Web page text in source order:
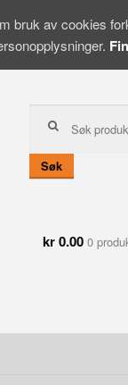
etter:
Søk
kr 0.000
bruk av cookies